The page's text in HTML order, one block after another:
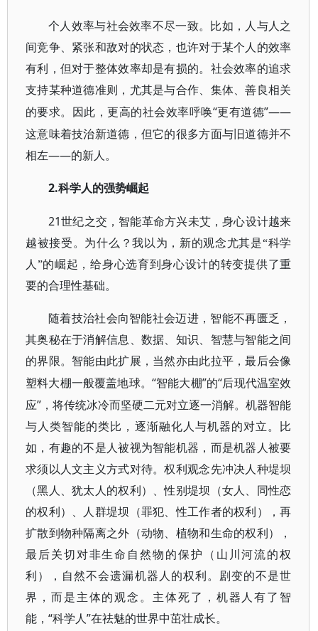
个人效率与社会效率不尽一致。比如，人与人之
间竞争、紧张和敌对的状态，也许对于某个人的效率
有利，但对于整体效率却是有损的。社会效率的追求
支持某种道德准则，尤其是与合作、集体、善良相关
的要求。因此，更高的社会效率呼唤“更有道德”——
这意味着技治新道德，但它的很多方面与旧道德并不
相左——的新人。
2.科学人的强势崛起
21世纪之交，智能革命方兴未艾，身心设计越来
越被接受。为什么？我以为，新的观念尤其是“科学
人”的崛起，给身心选育到身心设计的转变提供了重
要的合理性基础。
随着技治社会向智能社会迈进，智能不再匮乏，
其奥秘在于消解信息、数据、知识、智慧与智能之间
的界限。智能由此扩展，当然亦由此拉平，最后会像
塑料大棚一般覆盖地球。 “智能大棚”的“后现代温室效
应”，将传统冰冷而坚硬二元对立逐一消解。机器智能
与人类智能的类比，逐渐融化人与机器的对立。比
如，有趣的不是人被视为智能机器，而是机器人被要
求须以人文主义方式对待。权利观念先冲决人种堤坝
（黑人、犹太人的权利）、性别堤坝（女人、同性恋
的权利）、人群堤坝（罪犯、性工作者的权利），再
扩散到物种隔离之外（动物、植物和生命的权利），
最后关切对非生命自然物的保护（山川河流的权
利），自然不会遗漏机器人的权利。剧变的不是世
界，而是主体的观念。主体死了，机器人有了智
能，“科学人”在祛魅的世界中茁壮成长。